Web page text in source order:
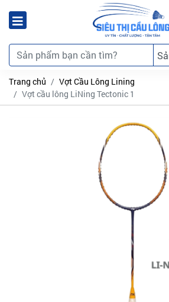
Trang chủ
Vợt Cầu Lông Lining
Vợt cầu lông LiNing Tectonic 1